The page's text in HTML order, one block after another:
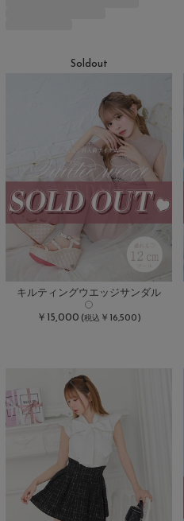
Soldout
キルティングウエッジサンダル
￥15,000 (税込 ￥16,500)